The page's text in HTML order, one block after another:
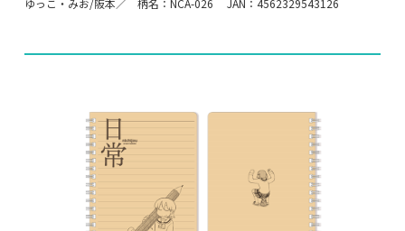
ゆっこ・みお/阪本／ 柄名：NCA-026 JAN：4562329543126